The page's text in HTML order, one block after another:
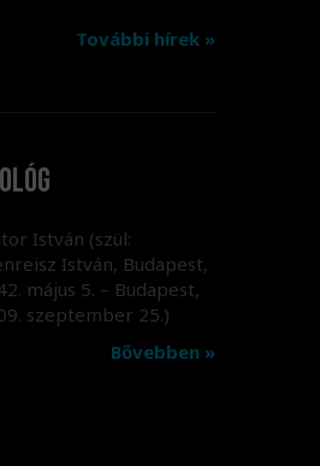
További hírek »
István (szül:
István, Budapest,
május 5. – Budapest,
szeptember 25.)
Bővebben »